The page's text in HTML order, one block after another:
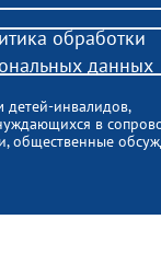
инвалидов,
в
общественные
обработки
данных